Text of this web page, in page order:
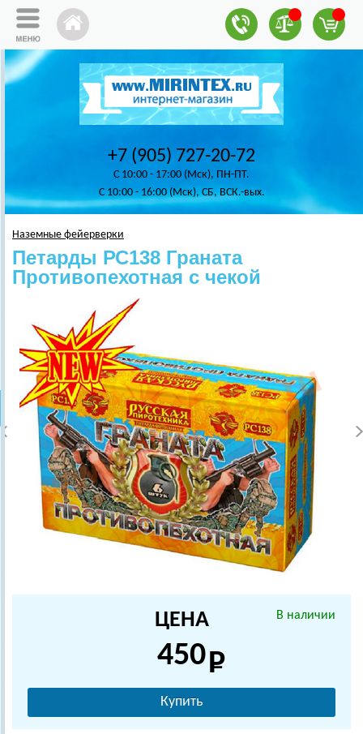
+7 (905) 727-20-72
C 10:00 - 17:00 (Мск), ПН-ПТ.
C 10:00 - 16:00 (Мск), СБ, ВСК.-вых.
Наземные фейерверки
Петарды РС138 Граната
Противопехотная с чекой
В наличии
ЦЕНА
450
Купить